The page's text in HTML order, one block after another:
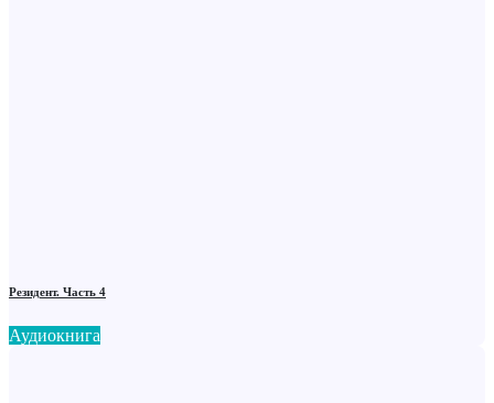
Резидент. Часть 4
Аудиокнига